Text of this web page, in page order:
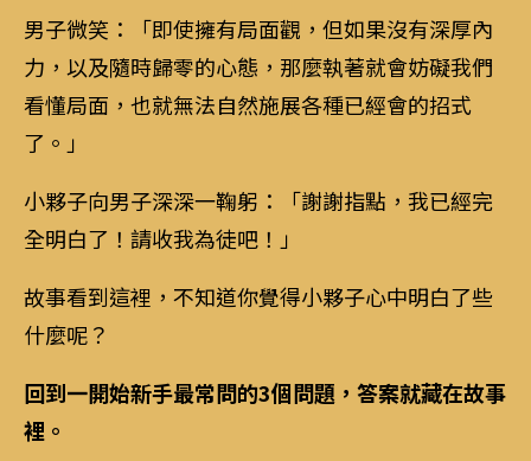
男子微笑：「即使擁有局面觀，但如果沒有深厚內
力，以及隨時歸零的心態，那麼執著就會妨礙我們
看懂局面，也就無法自然施展各種已經會的招式
了。」
小夥子向男子深深一鞠躬：「謝謝指點，我已經完
全明白了！請收我為徒吧！」
故事看到這裡，不知道你覺得小夥子心中明白了些
什麼呢？
回到一開始新手最常問的3個問題，答案就藏在故事
裡。